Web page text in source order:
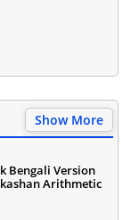
Show More
Bengali Version
Arithmetic